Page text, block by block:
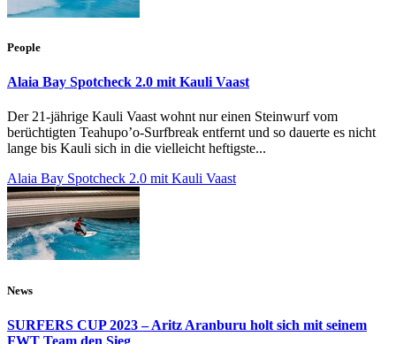
People
Alaia Bay Spotcheck 2.0 mit Kauli Vaast
Der 21-jährige Kauli Vaast wohnt nur einen Steinwurf vom
berüchtigten Teahupo’o-Surfbreak entfernt und so dauerte es nicht
lange bis Kauli sich in die vielleicht heftigste...
Alaia Bay Spotcheck 2.0 mit Kauli Vaast
News
SURFERS CUP 2023 – Aritz Aranburu holt sich mit seinem
FWT Team den Sieg